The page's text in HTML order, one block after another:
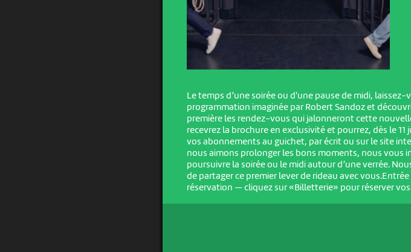
Le temps d’une soirée ou d'une pause de midi, laissez-
programmation imaginée par Robert Sandoz et
première les rendez-vous qui jalonneront cette
recevrez la brochure en exclusivité et pourrez, dès le 11
vos abonnements au guichet, par écrit ou sur le site
nous aimons prolonger les bons moments, nous vous
poursuivre la soirée ou le midi autour d’une verrée.
de partager ce premier lever de rideau avec
réservation — cliquez sur «Billetterie» pour réserver vos